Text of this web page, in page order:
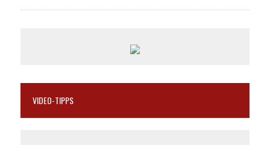
VIDEO-TIPPS